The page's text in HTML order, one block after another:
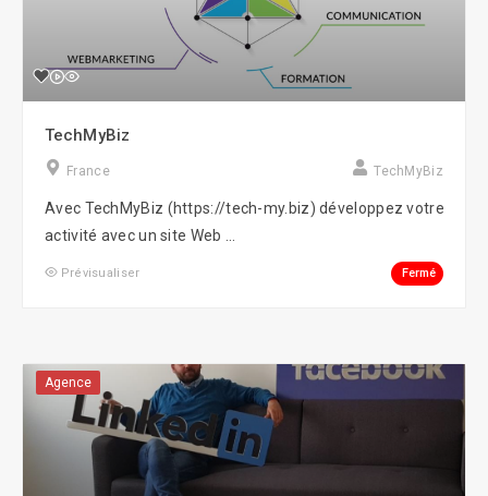
TechMyBiz
France TechMyBiz
Avec TechMyBiz (https://tech-my.biz) développez votre
activité avec un site Web ...
Prévisualiser Fermé
Agence